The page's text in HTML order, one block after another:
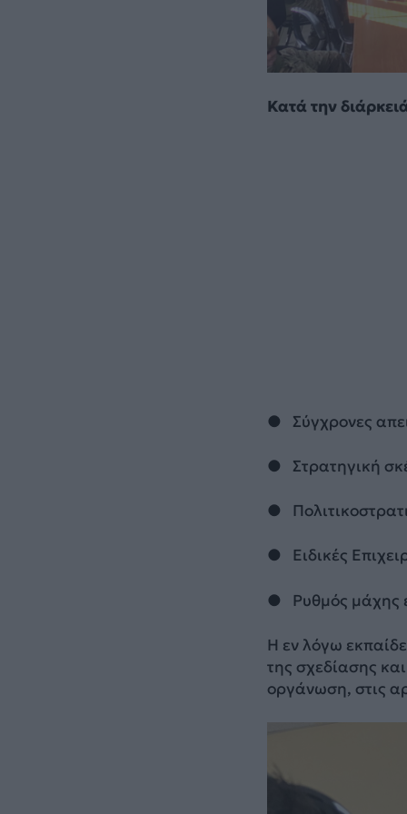
Κατά την
● Σύγχρονες
● Στρατηγική
●
● Ειδικές
● Ρυθμός μάχης
Η εν λόγω
της σχεδίασης
οργάνωση, στις